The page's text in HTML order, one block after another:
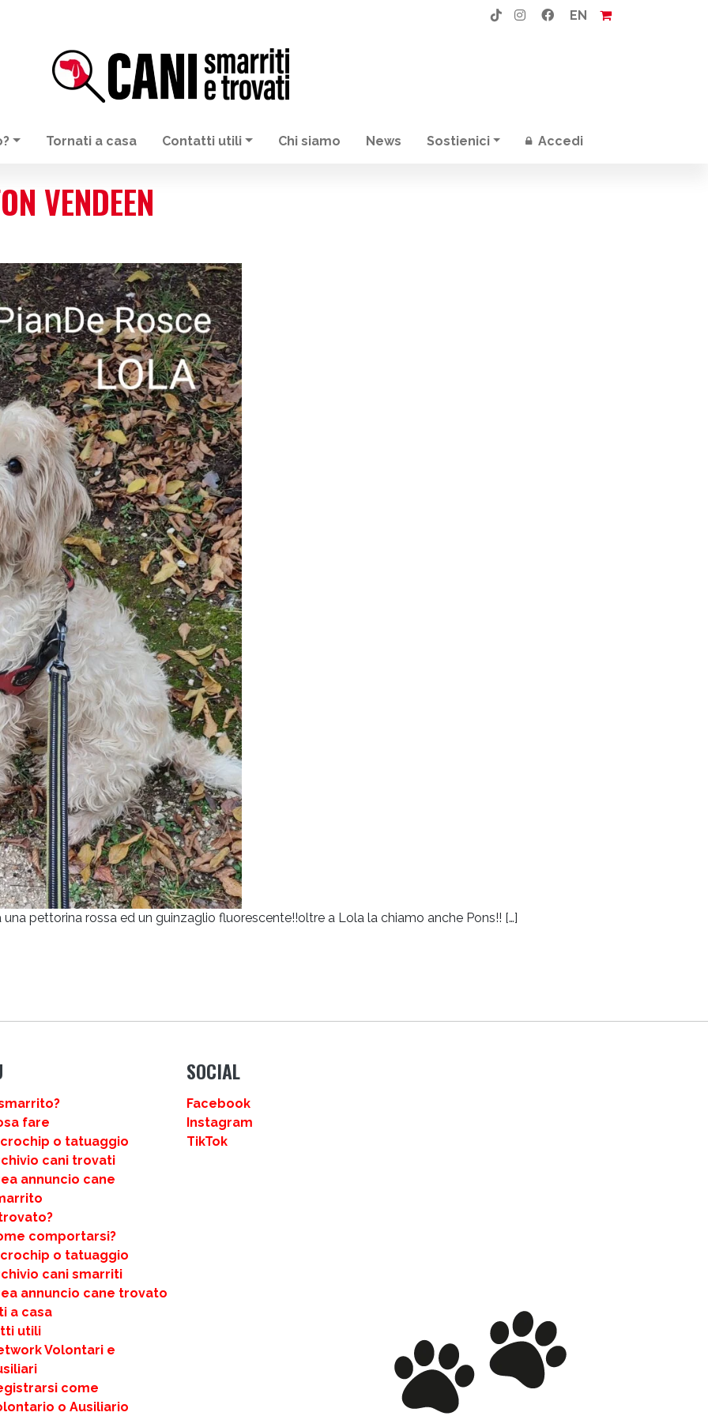
EN
Tornati a casa Contatti utili Chi siamo News Sostienici Accedi
VENDEEN
una pettorina rossa ed un guinzaglio fluorescente!!oltre a Lola la chiamo anche Pons!! […]
fare
o tatuaggio
cani trovati
annuncio cane
comportarsi?
o tatuaggio
cani smarriti
annuncio cane trovato
a casa
utili
Volontari e
come
o Ausiliario
SOCIAL
Facebook
Instagram
TikTok